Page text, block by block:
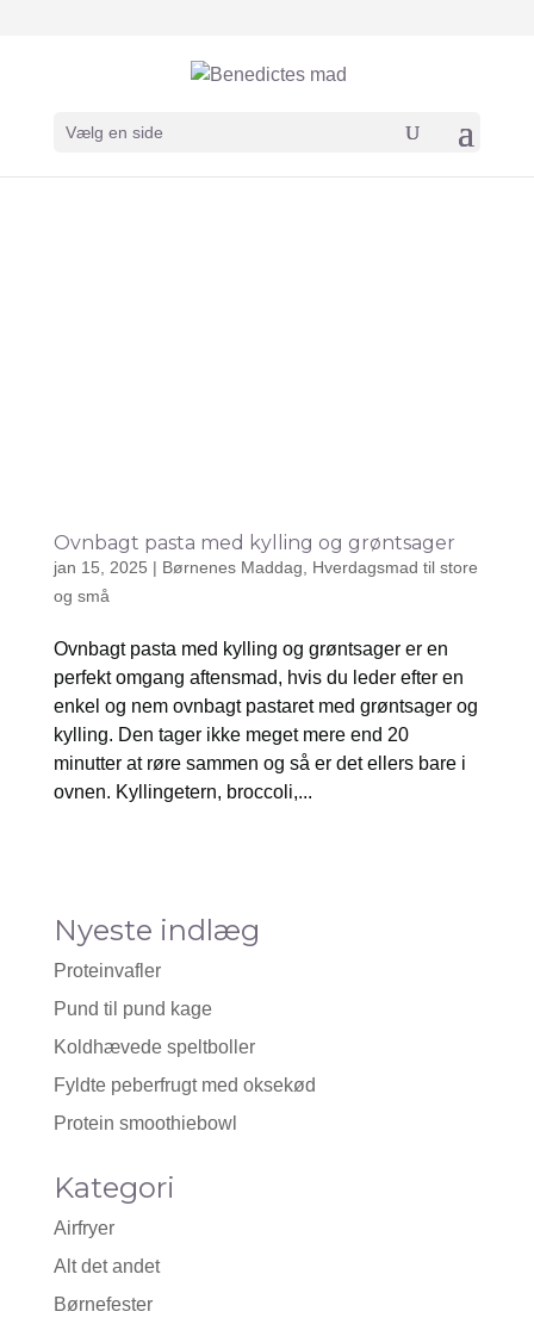
Vælg en side
Ovnbagt pasta med kylling og grøntsager
jan 15, 2025 | Børnenes Maddag
Hverdagsmad til store
og små
Ovnbagt pasta med kylling og grøntsager er en
perfekt omgang aftensmad, hvis du leder efter en
enkel og nem ovnbagt pastaret med grøntsager og
kylling. Den tager ikke meget mere end 20
minutter at røre sammen og så er det ellers bare i
ovnen. Kyllingetern, broccoli,...
Nyeste indlæg
Proteinvafler
Pund til pund kage
Koldhævede speltboller
Fyldte peberfrugt med oksekød
Protein smoothiebowl
Kategori
Airfryer
Alt det andet
Børnefester